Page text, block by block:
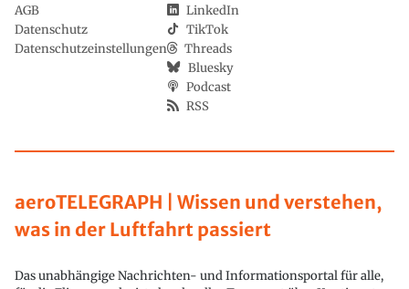
aeroTELEGRAPH | Wissen und verstehen,
was in der Luftfahrt passiert
Das unabhängige Nachrichten- und Informationsportal für alle,
AGB
Datenschutz
Datenschutzeinstellungen
LinkedIn
TikTok
Threads
Bluesky
Podcast
RSS